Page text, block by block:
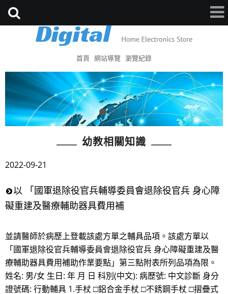
首頁 網站導覽 瀏覽紀錄
幼教相關知識
2022-09-21
以 「國軍退除役官兵輔導委員會退除役官兵 身心障
礙重建及醫療輔助器具費用補
並請醫師於病歷上登載該處方單之輔具品項。該處方單以
「國軍退除役官兵輔導委員會退除役官兵 身心障礙重建及醫
療輔助器具費用補助作業要點」第三點附表所列品項為限。
姓名: 男/女 生日: 年 月 日 科別(中文): 病歷號: 中文診斷 身分
證號碼: 行動輔具 1.手杖 □鋁合金手杖 □不銹鋼手杖 □摺疊式